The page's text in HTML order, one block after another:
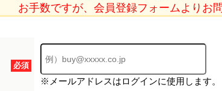
お手数ですが、会員登録フォームよりお
必須
※メールアドレスはログインに使用します。